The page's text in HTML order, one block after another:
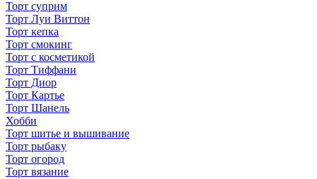
Торт суприм
Торт Луи Виттон
Торт кепка
Торт смокинг
Торт с косметикой
Торт Тиффани
Торт Диор
Торт Картье
Торт Шанель
Хобби
Торт шитье и вышивание
Торт рыбаку
Торт огород
Торт вязание